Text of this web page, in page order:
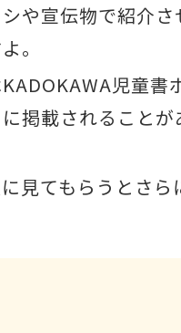
や宣伝物で紹介さ
。
児童書
掲載されることが
見てもらうとさら